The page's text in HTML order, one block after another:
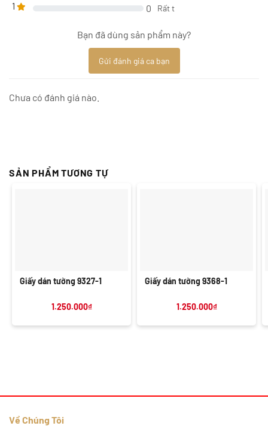
1 0 Rất t
Bạn đã dùng sản phẩm này?
Gửi đánh giá ca bạn
Chưa có đánh giá nào.
SẢN PHẨM TƯƠNG TỰ
Giấy dán tường 9327-1
1.250.000₫
Giấy dán tường 9368-1
1.250.000₫
Về Chúng Tôi